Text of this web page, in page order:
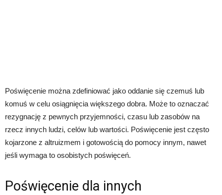
Poświęcenie można zdefiniować jako oddanie się czemuś lub
komuś w celu osiągnięcia większego dobra. Może to oznaczać
rezygnację z pewnych przyjemności, czasu lub zasobów na
rzecz innych ludzi, celów lub wartości. Poświęcenie jest często
kojarzone z altruizmem i gotowością do pomocy innym, nawet
jeśli wymaga to osobistych poświęceń.
Poświęcenie dla innych